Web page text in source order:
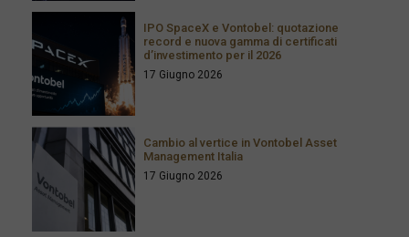
IPO SpaceX e Vontobel: quotazione
record e nuova gamma di certificati
d’investimento per il 2026
17 Giugno 2026
Cambio al vertice in Vontobel Asset
Management Italia
17 Giugno 2026